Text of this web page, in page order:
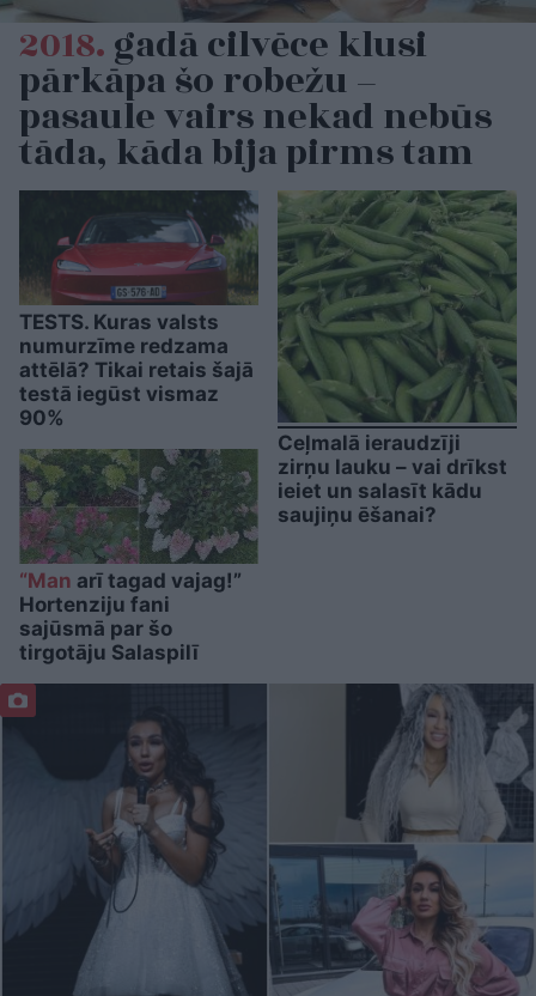
2018.gadā cilvēce klusi
pārkāpa šo robežu –
pasaule vairs nekad nebūs
tāda, kāda bija pirms tam
TESTS. Kuras valsts
numurzīme redzama
attēlā? Tikai retais šajā
testā iegūst vismaz
90%
“Man arī tagad vajag!”
Hortenziju fani
sajūsmā par šo
tirgotāju Salaspilī
Ceļmalā ieraudzīji
zirņu lauku – vai drīkst
ieiet un salasīt kādu
saujiņu ēšanai?